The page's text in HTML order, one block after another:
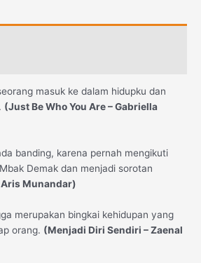
masuk ke dalam hidupku dan
(Just Be Who You Are – Gabriella
banding, karena pernah mengikuti
Demak dan menjadi sorotan
Munandar)
merupakan bingkai kehidupan yang
orang. (Menjadi Diri Sendiri – Zaenal